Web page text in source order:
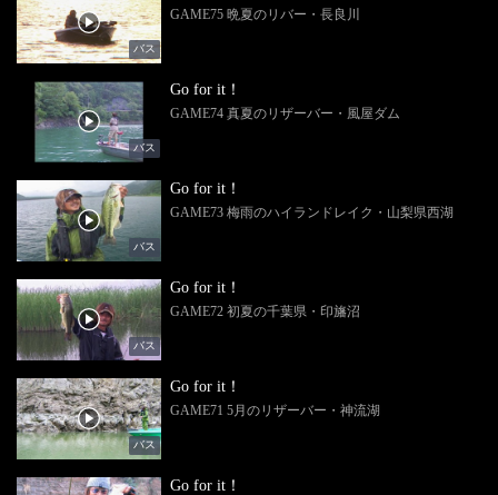
バス
GAME75 晩夏のリバー・長良川
バス
Go for it！
GAME74 真夏のリザーバー・風屋ダム
バス
Go for it！
GAME73 梅雨のハイランドレイク・山梨県西湖
バス
Go for it！
GAME72 初夏の千葉県・印旛沼
バス
Go for it！
GAME71 5月のリザーバー・神流湖
Go for it！